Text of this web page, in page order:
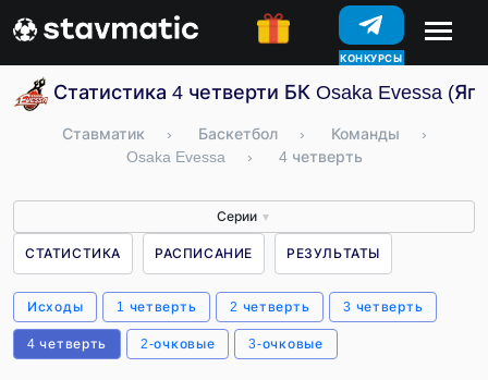
КОНКУРСЫ
Статистика 4 четверти БК Osaka Evessa
Ставматик › Баскетбол › Команды
›
Osaka Evessa
› 4 четверть
Серии ▼
СТАТИСТИКА РАСПИСАНИЕ РЕЗУЛЬТАТЫ
Исходы 1 четверть 2 четверть 3 четверть
4 четверть 2-очковые 3-очковые